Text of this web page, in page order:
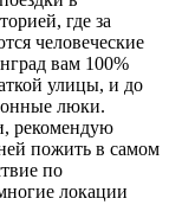
где за
человеческие
вам 100%
улицы, и до
люки.
рекомендую
пожить в самом
по
локации